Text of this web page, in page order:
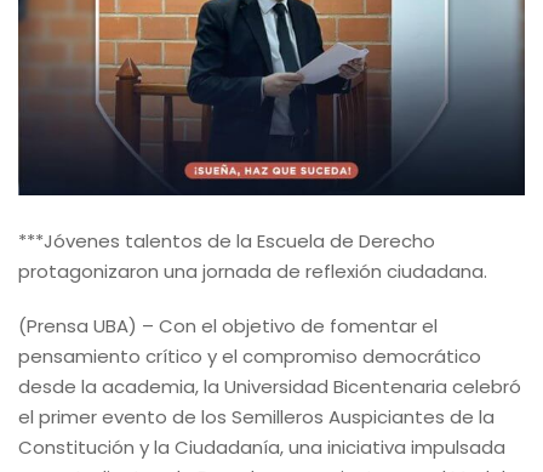
***Jóvenes talentos de la Escuela de Derecho
protagonizaron una jornada de reflexión ciudadana.
(Prensa UBA) – Con el objetivo de fomentar el
pensamiento crítico y el compromiso democrático
desde la academia, la Universidad Bicentenaria celebró
el primer evento de los Semilleros Auspiciantes de la
Constitución y la Ciudadanía, una iniciativa impulsada